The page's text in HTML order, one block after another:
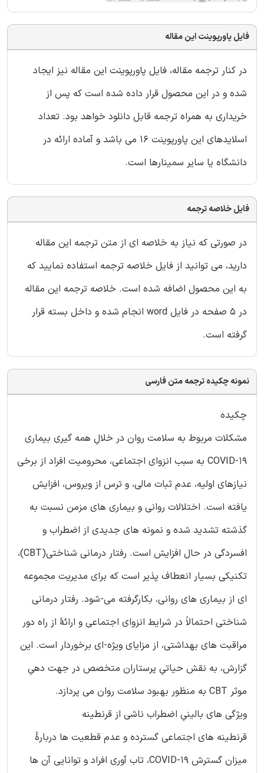
فایل پاورپوینت این مقاله
در کنار ترجمه مقاله، فایل پاورپوینت این مقاله نیز ایجاد
شده و در این محصول قرار داده شده است که پس از
خریداری به همراه ترجمه قابل دانلود خواهد بود. تعداد
اسلایدهای این پاورپوینت 16 می باشد و آماده ارائه در
دانشگاه یا سایر سمینارها است.
فایل خلاصه ترجمه
در صورتی که نیاز به خلاصه ای از متن ترجمه این مقاله
دارید، می توانید از فایل خلاصه ترجمه استفاده نمایید که
به این محصول اضافه شده است. خلاصه ترجمه این مقاله
در 5 صفحه در فایل word انجام شده و داخل بسته قرار
گرفته است.
نمونه چکیده ترجمه متن فارسی
چکیده
مشکلات مربوط به سلامت روان در خلالِ همه گیری بیماری
COVID-19 به سبب انزوای اجتماعی، محرومیت افراد از برخی
نیازهای اولیه، عدم ثبات مالی، و ترس از ویروس، افزایش
یافته است. اختلالات روانی و بیماری های مزمن نسبت به
گذشته تشدید شده و نمونه های جدیدی از اضطراب و
افسردگی در حال افزایش است. رفتار درمانی شناختی(CBT)،
تکنیکی بسیار انعطاف پذیر است که برای مدیریت مجموعه
ای از بیماری های روانی، بکارگرفته می-شود. رفتار درمانی
شناختی احتمالاً در شرایط انزوای اجتماعی و ارائۀ از راه دور
مراقبت های بهداشتی، از مزایای ویژه-ای برخوردار است. این
گزارش، به نقش حیاتیِ پرستاران متخصص در جهت دهیِ
موثر CBT به منظور بهبود سلامت روان می پردازد.
ویژگی های بالینیِ اضطراب ناشی از قرنطینه
قرنطینه های اجتماعی گسترده و عدم قطعیت ها دربارۀ
میزان گسترش COVID-19، تاب آوری افراد و توانایی آن ها